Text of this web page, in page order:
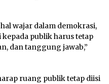
wajar dalam demokrasi,
publik harus tetap
dan tanggung jawab,”
ruang publik tetap diisi